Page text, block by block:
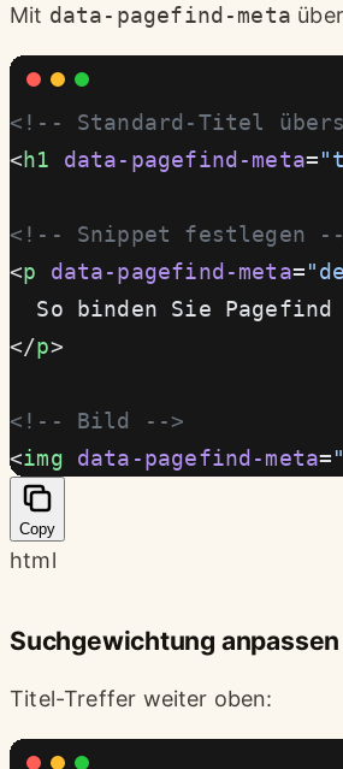
Mit data-pagefind-meta
<!-- Standard-Titel
<h1 data-pagefind-meta=
<!-- Snippet festlegen
<p data-pagefind-meta=
So binden Sie
</p>
<!-- Bild -->
<img data-pagefind-meta=
Copy
html
Suchgewichtung anpassen
Titel-Treffer weiter oben: